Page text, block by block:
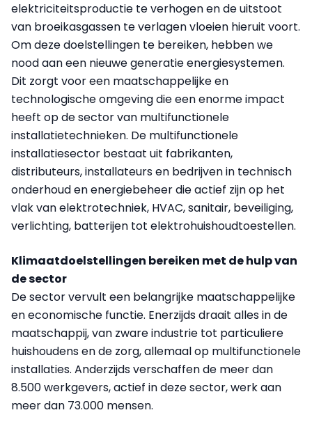
elektriciteitsproductie te verhogen en de uitstoot
van broeikasgassen te verlagen vloeien hieruit voort.
Om deze doelstellingen te bereiken, hebben we
nood aan een nieuwe generatie energiesystemen.
Dit zorgt voor een maatschappelijke en
technologische omgeving die een enorme impact
heeft op de sector van multifunctionele
installatietechnieken. De multifunctionele
installatiesector bestaat uit fabrikanten,
distributeurs, installateurs en bedrijven in technisch
onderhoud en energiebeheer die actief zijn op het
vlak van elektrotechniek, HVAC, sanitair, beveiliging,
verlichting, batterijen tot elektrohuishoudtoestellen.
Klimaatdoelstellingen bereiken met de hulp van
de sector
De sector vervult een belangrijke maatschappelijke
en economische functie. Enerzijds draait alles in de
maatschappij, van zware industrie tot particuliere
huishoudens en de zorg, allemaal op multifunctionele
installaties. Anderzijds verschaffen de meer dan
8.500 werkgevers, actief in deze sector, werk aan
meer dan 73.000 mensen.